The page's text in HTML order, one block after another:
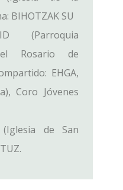
BIHOTZAK SU
(Parroquia
Rosario de
EHGA,
Coro Jóvenes
de San